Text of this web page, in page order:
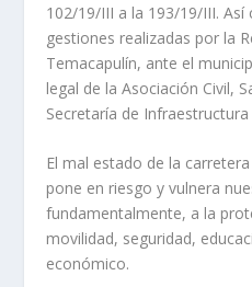
102/19/III a la 193/19/III.
gestiones realizadas por la
Temacapulín, ante el
legal de la Asociación Civil,
Secretaría de Infraestructura
El mal estado de la
pone en riesgo y vulnera
fundamentalmente, a la
movilidad, seguridad,
económico.